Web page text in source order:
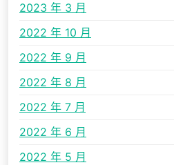
2023 年 3 月
2022 年 10 月
2022 年 9 月
2022 年 8 月
2022 年 7 月
2022 年 6 月
2022 年 5 月